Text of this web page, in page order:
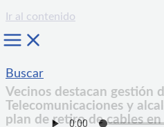
Ir al contenido
Buscar
Vecinos destacan gestión
Telecomunicaciones y
plan de retiro de cables en